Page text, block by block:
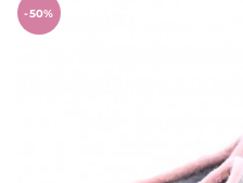
-50%